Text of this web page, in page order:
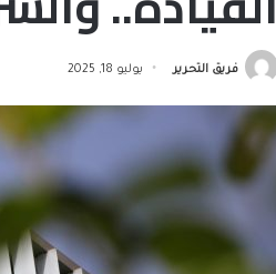
فريق التحرير يوليو 18, 2025